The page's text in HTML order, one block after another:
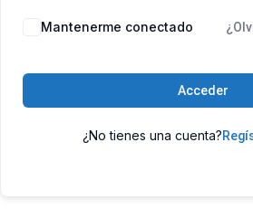
Mantenerme conectado
Acceder
¿No tienes una cuenta?